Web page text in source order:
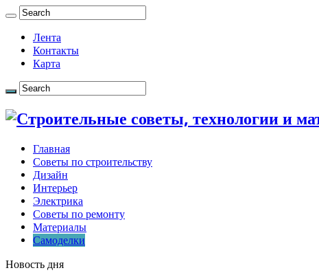
Лента
Контакты
Карта
Главная
Советы по строительству
Дизайн
Интерьер
Электрика
Советы по ремонту
Материалы
Самоделки
Новость дня